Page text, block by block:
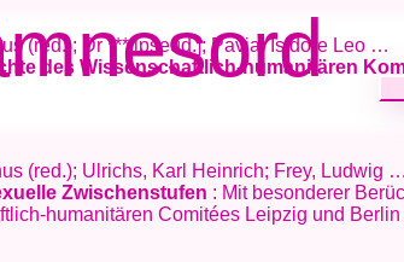
(red.); Dr *** [pseud.]; Pavia, Isidore Leo …
des Wissenschaftlich-humanitären
(red.); Ulrichs, Karl Heinrich; Frey, Ludwig …
Zwischenstufen : Mit besonderer
humanitären Comitées Leipzig und Berlin